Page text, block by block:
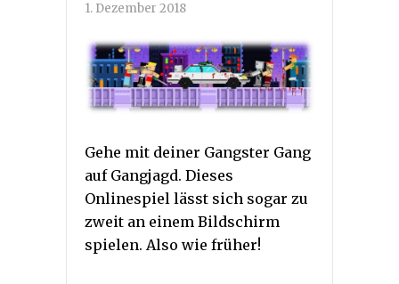
1. Dezember 2018
Gehe mit deiner Gangster Gang
auf Gangjagd. Dieses
Onlinespiel lässt sich sogar zu
zweit an einem Bildschirm
spielen. Also wie früher!